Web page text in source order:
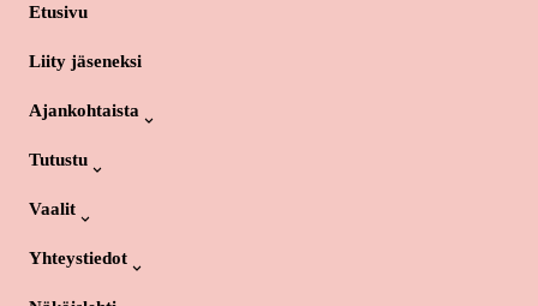
Etusivu
Liity jäseneksi
Ajankohtaista
Tutustu
Vaalit
Yhteystiedot